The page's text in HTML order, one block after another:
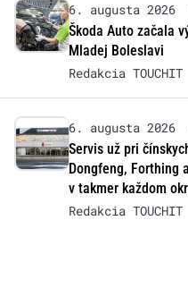
6. augusta 2026
Škoda Auto začala
Mladej Boleslavi
Redakcia TOUCHIT
6. augusta 2026
Servis už pri
Dongfeng, Forthing
v takmer každom
Redakcia TOUCHIT